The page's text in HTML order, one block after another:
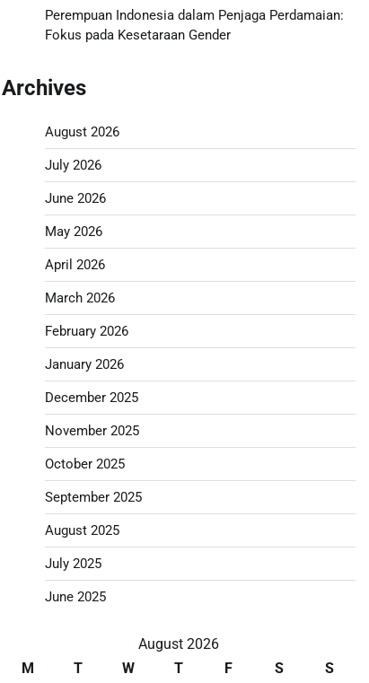
Perempuan Indonesia dalam Penjaga Perdamaian:
Fokus pada Kesetaraan Gender
Archives
August 2026
July 2026
June 2026
May 2026
April 2026
March 2026
February 2026
January 2026
December 2025
November 2025
October 2025
September 2025
August 2025
July 2025
June 2025
August 2026
M
T W T F S
S